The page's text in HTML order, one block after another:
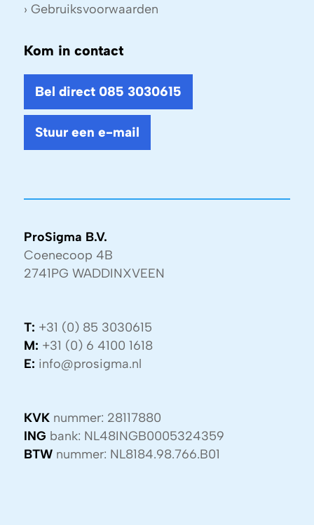
› Gebruiksvoorwaarden
Kom in contact
Bel direct 085 3030615
Stuur een e-mail
ProSigma B.V.
Coenecoop 4B
2741PG WADDINXVEEN
T: +31 (0) 85 3030615
M: +31 (0) 6 4100 1618
E: info@prosigma.nl
KVKnummer: 28117880
ING bank: NL48INGB0005324359
BTWnummer: NL8184.98.766.B01